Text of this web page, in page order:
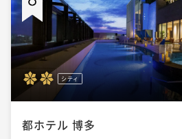
シティ
都ホテル 博多